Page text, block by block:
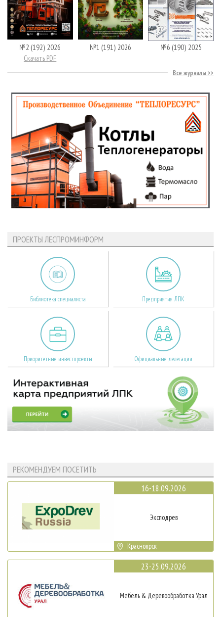
№2 (192) 2026
Скачать PDF
№1 (191) 2026 №6 (190) 2025
Все журналы
ПРОЕКТЫ ЛЕСПРОМИНФОРМ
Библиотека специалиста Предприятия ЛПК
Приоритетные инвестпроекты Официальные делегации
РЕКОМЕНДУЕМ ПОСЕТИТЬ
16-18.09.2026
Эксподрев
Красноярск
23-25.09.2026
Мебель & Деревообработка Урал